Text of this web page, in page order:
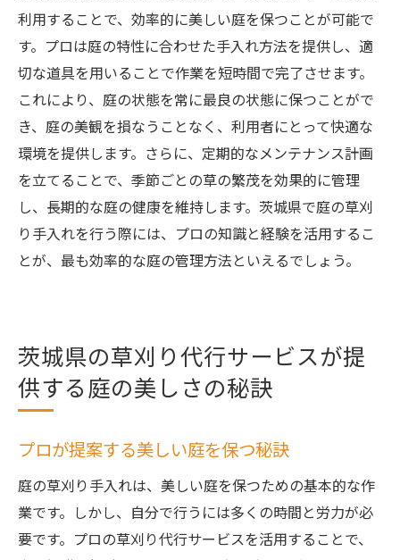
利用することで、効率的に美しい庭を保つことが可能で
す。プロは庭の特性に合わせた手入れ方法を提供し、適
切な道具を用いることで作業を短時間で完了させます。
これにより、庭の状態を常に最良の状態に保つことがで
き、庭の美観を損なうことなく、利用者にとって快適な
環境を提供します。さらに、定期的なメンテナンス計画
を立てることで、季節ごとの草の繁茂を効果的に管理
し、長期的な庭の健康を維持します。茨城県で庭の草刈
り手入れを行う際には、プロの知識と経験を活用するこ
とが、最も効率的な庭の管理方法といえるでしょう。
茨城県の草刈り代行サービスが提
供する庭の美しさの秘訣
プロが提案する美しい庭を保つ秘訣
庭の草刈り手入れは、美しい庭を保つための基本的な作
業です。しかし、自分で行うには多くの時間と労力が必
要です。プロの草刈り代行サービスを活用することで、